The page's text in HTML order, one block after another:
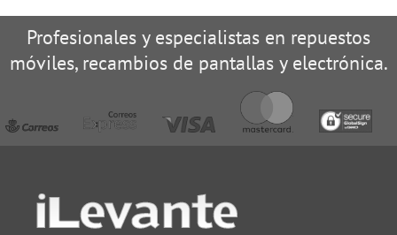
Profesionales y especialistas en repuestos
móviles, recambios de pantallas y electrónica.